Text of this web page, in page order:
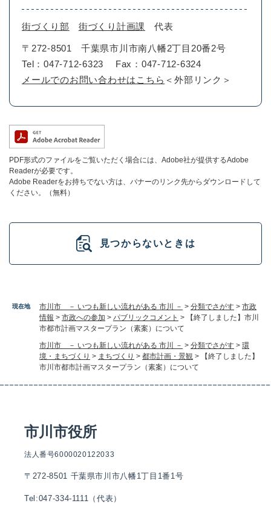
現在地 市川市 － いつも新しい流れがある 市川 － > 分類でさがす > 市政
情報 > 市政への参加 > パブリックコメント >
【終了しました】市川
市都市計画マスタープラン（素案）について
市川市 － いつも新しい流れがある 市川 － > 分類でさがす > 環
境・まちづくり > まちづくり > 都市計画・景観 >
【終了しました】
市川市都市計画マスタープラン（素案）について
街づくり部 街づくり計画課 代表
〒272-8501
千葉県市川市南八幡2丁目20番2号
Tel：047-712-6323
Fax：047-712-6324
メールでのお問い合わせはこちら ＜外部リンク＞
PDF形式のファイルをご覧いただく場合には、Adobe社が提供するAdobe
Readerが必要です。
Adobe Readerをお持ちでない方は、バナーのリンク先からダウンロードして
ください。（無料）
見つからないときは
市川市役所
法人番号6000020122033
〒272-8501 千葉県市川市八幡1丁目1番1号
Tel:047-334-1111（代表）